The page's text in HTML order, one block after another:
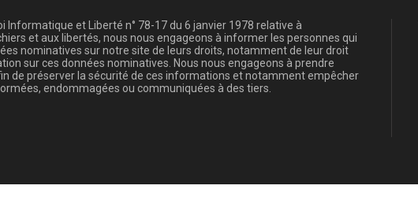
Informatique et Liberté n° 78-17 du 6 janvier 1978 relative à
et aux libertés, nous nous engageons à informer les personnes qui
nominatives sur notre site de leurs droits, notamment de leur droit
sur ces données nominatives. Nous nous engageons à prendre
de préserver la sécurité de ces informations et notamment empêcher
endommagées ou communiquées à des tiers.